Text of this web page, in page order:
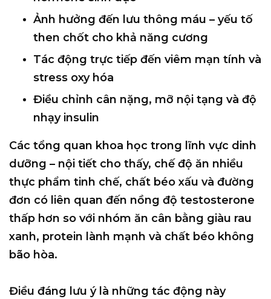
Ảnh hưởng đến lưu thông máu – yếu tố
then chốt cho khả năng cương
Tác động trực tiếp đến viêm mạn tính và
stress oxy hóa
Điều chỉnh cân nặng, mỡ nội tạng và độ
nhạy insulin
Các tổng quan khoa học trong lĩnh vực dinh
dưỡng – nội tiết cho thấy, chế độ ăn nhiều
thực phẩm tinh chế, chất béo xấu và đường
đơn có liên quan đến nồng độ testosterone
thấp hơn so với nhóm ăn cân bằng giàu rau
xanh, protein lành mạnh và chất béo không
bão hòa.
Điều đáng lưu ý là những tác động này